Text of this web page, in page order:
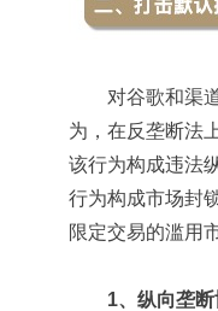
对谷歌和渠道
为，在反垄断法
该行为构成违法
行为构成市场封
限定交易的滥用
1、纵向垄断